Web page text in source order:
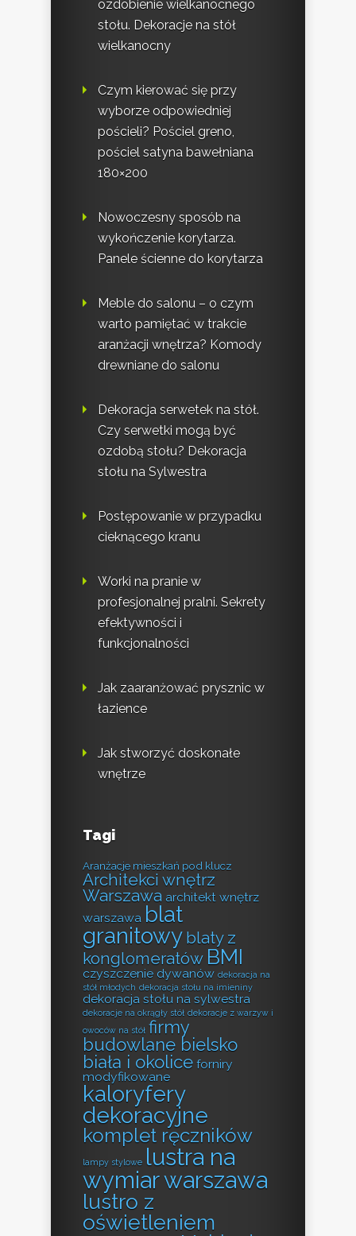
ozdobienie wielkanocnego
stołu. Dekoracje na stół
wielkanocny
Czym kierować się przy
wyborze odpowiedniej
pościeli? Pościel greno,
pościel satyna bawełniana
180×200
Nowoczesny sposób na
wykończenie korytarza.
Panele ścienne do korytarza
Meble do salonu – o czym
warto pamiętać w trakcie
aranżacji wnętrza? Komody
drewniane do salonu
Dekoracja serwetek na stół.
Czy serwetki mogą być
ozdobą stołu? Dekoracja
stołu na Sylwestra
Postępowanie w przypadku
cieknącego kranu
Worki na pranie w
profesjonalnej pralni. Sekrety
efektywności i
funkcjonalności
Jak zaaranżować prysznic w
łazience
Jak stworzyć doskonałe
wnętrze
Tagi
Aranżacje mieszkań pod klucz
Architekci wnętrz
Warszawa architekt wnętrz
warszawa blat
granitowy blaty z
konglomeratów BMI
czyszczenie dywanów dekoracja na
stół młodych dekoracja stołu na imieniny
dekoracja stołu na sylwestra
dekoracje na okrągły stół dekoracje z warzyw i
owoców na stół firmy
budowlane bielsko
biała i okolice forniry
modyfikowane
kaloryfery
dekoracyjne
komplet ręczników
lampy stylowe lustra na
wymiar warszawa
lustro z
oświetleniem